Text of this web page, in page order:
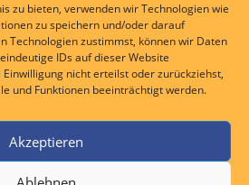
zu bieten, verwenden wir Technologien wie
zu speichern und/oder darauf
Technologien zustimmst, können wir Daten
IDs auf dieser Website
nicht erteilst oder zurückziehst,
und Funktionen beeinträchtigt werden.
Akzeptieren
die Stärke der Gegner. An
Holzhäuser auf einen stark